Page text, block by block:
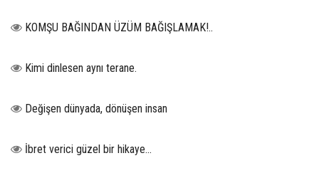
KOMŞU BAĞINDAN ÜZÜM BAĞIŞLAMAK!..
Kimi dinlesen aynı terane.
Değişen dünyada, dönüşen insan
İbret verici güzel bir hikaye...